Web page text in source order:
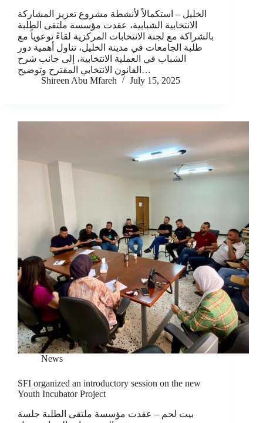
الخليل – استكمالاً لأنشطة مشروع تعزيز المشاركة
الانتخابية الشبابية، عقدت مؤسسة ملتقى الطلبة
بالشراكة مع لجنة الانتخابات المركزية لقاءً توعوياً مع
طلبة الجامعات في مدينة الخليل، تناول أهمية دور
الشباب في العملية الانتخابية، إلى جانب شرح
القانون الانتخابي المقترح وتوضيح…
Shireen Abu Mfareh
July 15, 2025
News
SFI organized an introductory session on the new
Youth Incubator Project
بيت لحم – عقدت مؤسسة ملتقى الطلبة جلسة